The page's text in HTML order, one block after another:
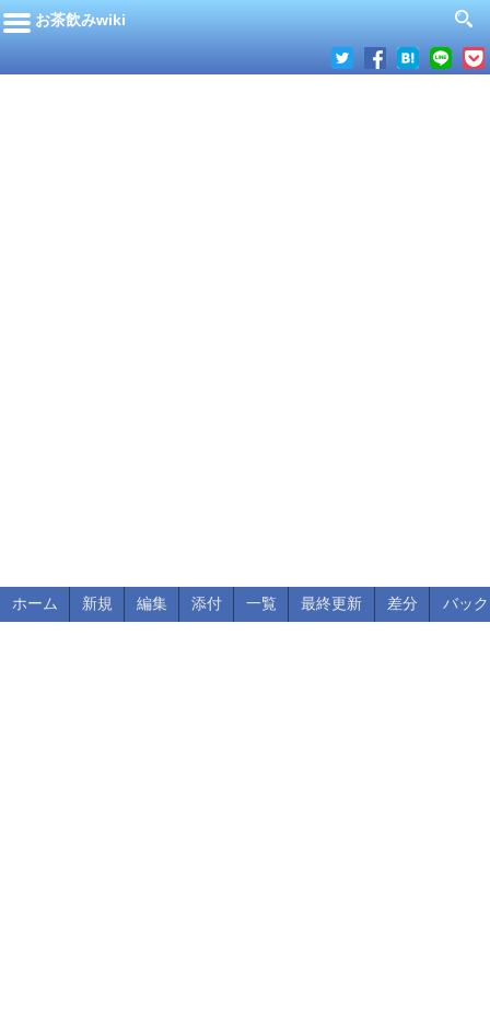
お茶飲みwiki
ホーム 新規 編集 添付 一覧 最終更新 差分 バッ